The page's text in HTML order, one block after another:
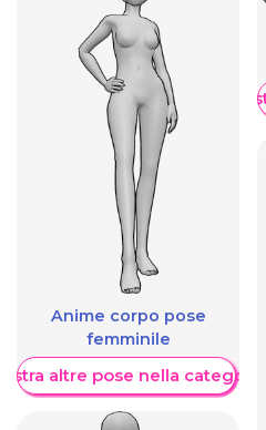
Anime corpo pose
femminile
altre pose nella categoria